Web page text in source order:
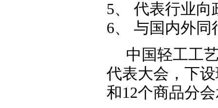
5、 代表行业
6、 与国内外
中国轻工工
代表大会，下
和12个商品分